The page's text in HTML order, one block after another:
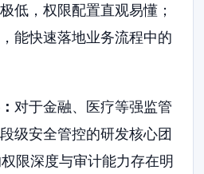
低，权限配置直观易懂；
能快速落地业务流程中的
对于金融、医疗等强监管
级安全管控的研发核心团
限深度与审计能力存在明